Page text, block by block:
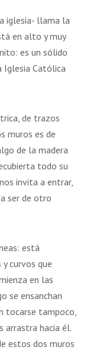
iglesia- llama la
en alto y muy
es un sólido
Iglesia Católica
de trazos
muros es de
de la madera
todo su
invita a entrar,
ser de otro
está
curvos que
en las
se ensanchan
tocarse tampoco,
arrastra hacia él.
estos dos muros